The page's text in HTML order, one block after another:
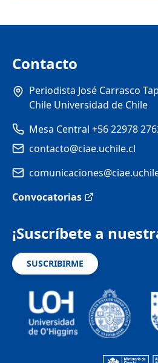
Contacto
Periodista José Carrasco
Chile Universidad de Chile
Mesa Central +56 22978
contacto@ciae.uchile.cl
Convocatorias
¡Suscríbete a
SUSCRIBIRME